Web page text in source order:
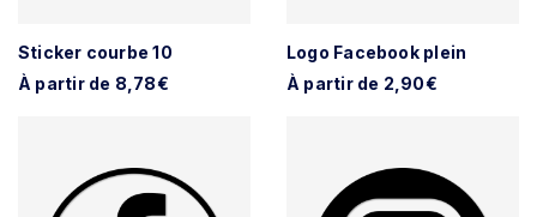
Sticker courbe 10
À partir de 8,78€
Logo Facebook plein
À partir de 2,90€